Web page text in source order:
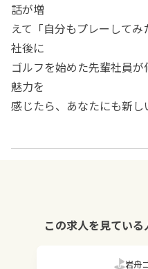
話が増
えて「自分もプレーして
社後に
ゴルフを始めた先輩社員
魅力を
感じたら、あなたにも新
この求人を見てい
岩舟